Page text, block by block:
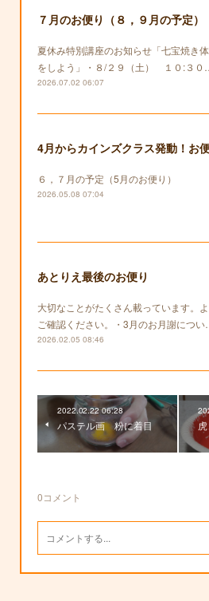
７月のお便り（８，９月の予定）
夏休み特別講座のお知らせ「七宝焼き
をしよう」・８/２９（土） １０:３
2026.07.02 06:07
６，７月の予定（5月のお便り）
2026.05.08 07:04
あとりえ最後のお便り
大切なことがたくさん載っています。よ
ご確認ください。・3月のお月謝につ
2026.02.05 08:46
2022.02.22 06:28
パステル画 粉に着目
0コメント